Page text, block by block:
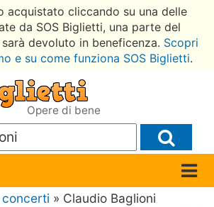
acquistato cliccando su una delle
da SOS Biglietti, una parte del
devoluto in beneficenza. Scopri
e su come funziona SOS Biglietti.
Opere di bene
» Claudio Baglioni